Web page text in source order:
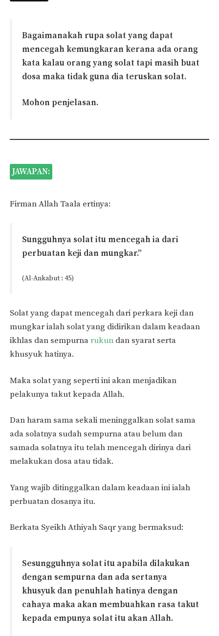
Bagaimanakah rupa solat yang dapat
mencegah kemungkaran kerana ada orang
kata kalau orang yang solat tapi masih buat
dosa maka tidak guna dia teruskan solat.
Mohon penjelasan.
JAWAPAN:
Firman Allah Taala ertinya:
Sungguhnya solat itu mencegah ia dari
perbuatan keji dan mungkar.”
(Al-Ankabut : 45)
Solat yang dapat mencegah dari perkara keji dan
mungkar ialah solat yang didirikan dalam keadaan
ikhlas dan sempurnarukun dan syarat serta
khusyuk hatinya.
Maka solat yang seperti ini akan menjadikan
pelakunya takut kepada Allah.
Dan haram sama sekali meninggalkan solat sama
ada solatnya sudah sempurna atau belum dan
samada solatnya itu telah mencegah dirinya dari
melakukan dosa atau tidak.
Yang wajib ditinggalkan dalam keadaan ini ialah
perbuatan dosanya itu.
Berkata Syeikh Athiyah Saqr yang bermaksud:
Sesungguhnya solat itu apabila dilakukan
dengan sempurna dan ada sertanya
khusyuk dan penuhlah hatinya dengan
cahaya maka akan membuahkan rasa takut
kepada empunya solat itu akan Allah.